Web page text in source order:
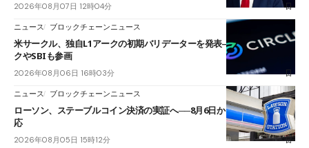
2026年08月07日 12時04分
ニュース ブロックチェーンニュース
米サークル、独自L1アークの初期バリデーターを発表――ブラックロッ
クやSBIも参画
2026年08月06日 16時03分
ニュース ブロックチェーンニュース
ローソン、ステーブルコイン決済の実証へ──8月6日からJPYCやUSDC対
応
2026年08月05日 15時12分